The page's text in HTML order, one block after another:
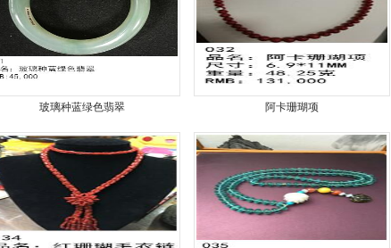
玻璃种蓝绿色翡翠 阿卡珊瑚项